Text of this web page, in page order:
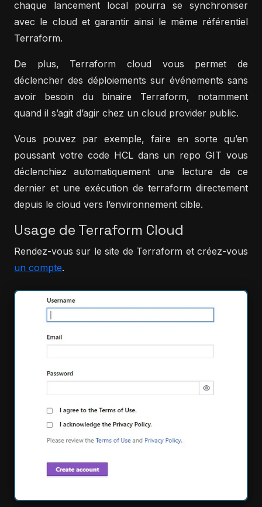
chaque lancement local pourra se synchroniser
avec le cloud et garantir ainsi le même référentiel
Terraform.
De plus, Terraform cloud vous permet de
déclencher des déploiements sur événements sans
avoir besoin du binaire Terraform, notamment
quand il s’agit d’agir chez un cloud provider public.
Vous pouvez par exemple, faire en sorte qu’en
poussant votre code HCL dans un repo GIT vous
déclenchiez automatiquement une lecture de ce
dernier et une exécution de terraform directement
depuis le cloud vers l’environnement cible.
Usage de Terraform Cloud
Rendez-vous sur le site de Terraform et créez-vous
un compte.